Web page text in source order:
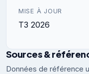
MISE À JOUR
T3 2026
Sources &
Données de référence